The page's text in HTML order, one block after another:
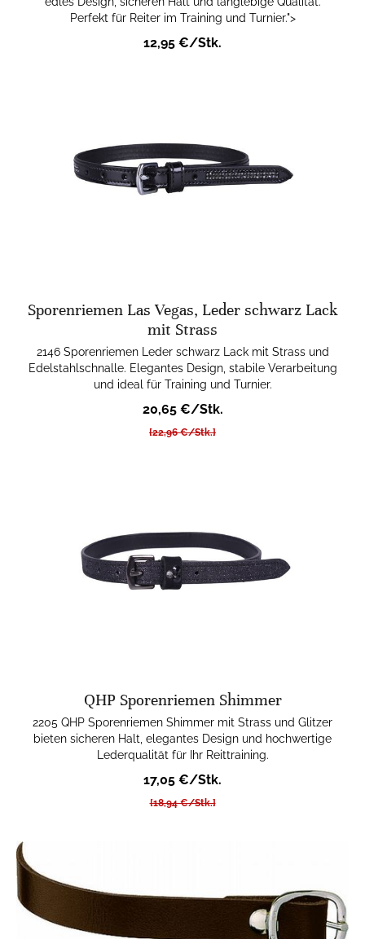
Perfekt für Reiter im Training und Turnier.">
12,95 €/Stk.
Sporenriemen Las Vegas, Leder schwarz Lack
mit Strass
2146 Sporenriemen Leder schwarz Lack mit Strass und
Edelstahlschnalle. Elegantes Design, stabile Verarbeitung
und ideal für Training und Turnier.
20,65 €/Stk.
[22,96 €/Stk.]
QHP Sporenriemen Shimmer
2205 QHP Sporenriemen Shimmer mit Strass und Glitzer
bieten sicheren Halt, elegantes Design und hochwertige
Lederqualität für Ihr Reittraining.
17,05 €/Stk.
[18,94 €/Stk.]